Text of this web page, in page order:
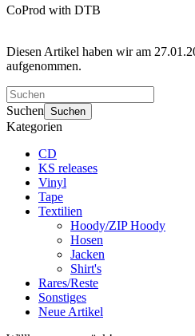
CoProd with DTB
Diesen Artikel haben wir am
aufgenommen.
Suchen Suchen
Kategorien
CD
KS releases
Vinyl
Tape
Textilien
Hoody/ZIP Hoody
Hosen
Jacken
Shirt's
Rares/Reste
Sonstiges
Neue Artikel